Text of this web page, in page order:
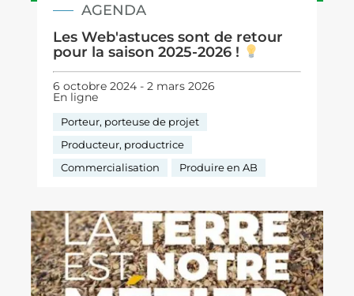
AGENDA
Les Web'astuces sont de retour
pour la saison 2025-2026 !
6 octobre 2024 - 2 mars 2026
En ligne
Porteur, porteuse de projet
Producteur, productrice
Commercialisation
Produire en AB